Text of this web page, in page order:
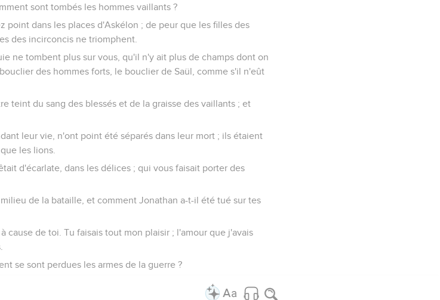
sont tombés les hommes vaillants ?
point dans les places d'Askélon ; de peur que les filles des
des incirconcis ne triomphent.
ne tombent plus sur vous, qu'il n'y ait plus de champs dont on
des hommes forts, le bouclier de Saül, comme s'il n'eût
teint du sang des blessés et de la graisse des vaillants ; et
leur vie, n'ont point été séparés dans leur mort ; ils étaient
les lions.
d'écarlate, dans les délices ; qui vous faisait porter des
de la bataille, et comment Jonathan a-t-il été tué sur tes
cause de toi. Tu faisais tout mon plaisir ; l'amour que j'avais
se sont perdues les armes de la guerre ?